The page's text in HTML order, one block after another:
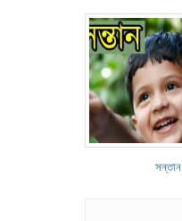
সন্তান